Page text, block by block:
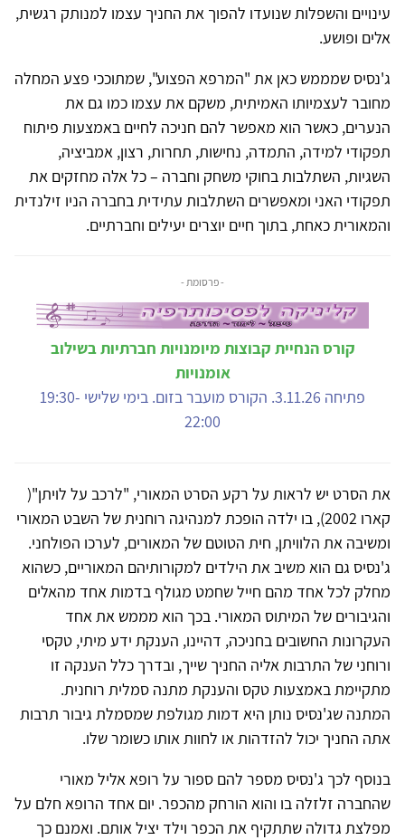
עינויים והשפלות שנועדו להפוך את החניך עצמו למנותק רגשית,
אלים ופושע.
ג'נסיס שמממש כאן את "המרפא הפצוע", שמתוככי פצע המחלה
מחובר לעצמיותו האמיתית, משקם את עצמו כמו גם את
הנערים, כאשר הוא מאפשר להם חניכה לחיים באמצעות פיתוח
תפקודי למידה, התמדה, נחישות, תחרות, רצון, אמביציה,
השגיות, השתלבות בחוקי משחק וחברה – כל אלה מחזקים את
תפקודי האני ומאפשרים השתלבות עתידית בחברה הניו זילנדית
והמאורית כאחת, בתוך חיים יוצרים יעילים וחברתיים.
- פרסומת -
קורס הנחיית קבוצות מיומנויות חברתיות בשילוב
אומנויות
פתיחה 3.11.26. הקורס מועבר בזום. בימי שלישי 19:30-
22:00
את הסרט יש לראות על רקע הסרט המאורי, "לרכב על לויתן"(
קארו 2002), בו ילדה הופכת למנהיגה רוחנית של השבט המאורי
ומשיבה את הלוויתן, חית הטוטם של המאורים, לערכו הפולחני.
ג'נסיס גם הוא משיב את הילדים למקורותיהם המאוריים, כשהוא
מחלק לכל אחד מהם חייל שחמט מגולף בדמות אחד מהאלים
והגיבורים של המיתוס המאורי. בכך הוא מממש את אחד
העקרונות החשובים בחניכה, דהיינו, הענקת ידע מיתי, טקסי
ורוחני של התרבות אליה החניך שייך, ובדרך כלל הענקה זו
מתקיימת באמצעות טקס והענקת מתנה סמלית רוחנית.
המתנה שג'נסיס נותן היא דמות מגולפת שמסמלת גיבור תרבות
אתה החניך יכול להזדהות או לחוות אותו כשומר שלו.
בנוסף לכך ג'נסיס מספר להם ספור על רופא אליל מאורי
שהחברה זלזלה בו והוא הורחק מהכפר. יום אחד הרופא חלם על
מפלצת גדולה שתתקיף את הכפר וילד יציל אותם. ואמנם כך